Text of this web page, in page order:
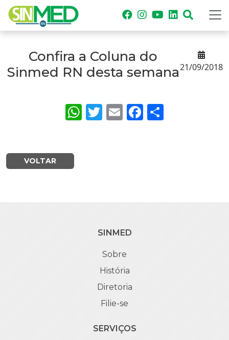
Confira a Coluna do
Sinmed RN desta semana21/09/2018
WhatsApp
Twitter
EmailFacebook
VOLTAR
SINMED
Sobre
História
Diretoria
Filie-se
SERVIÇOS